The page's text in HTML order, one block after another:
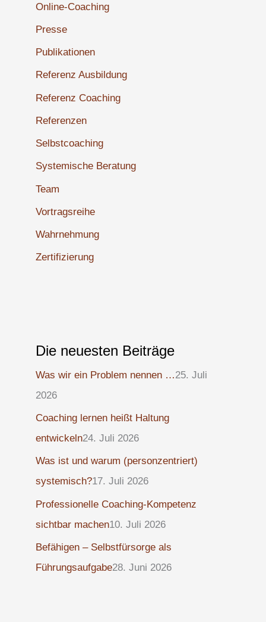
Online-Coaching
Presse
Publikationen
Referenz Ausbildung
Referenz Coaching
Referenzen
Selbstcoaching
Systemische Beratung
Team
Vortragsreihe
Wahrnehmung
Zertifizierung
Die neuesten Beiträge
Was wir ein Problem nennen …25. Juli
2026
Coaching lernen heißt Haltung
entwickeln24. Juli 2026
Was ist und warum (personzentriert)
systemisch?17. Juli 2026
Professionelle Coaching-Kompetenz
sichtbar machen10. Juli 2026
Befähigen – Selbstfürsorge als
Führungsaufgabe28. Juni 2026